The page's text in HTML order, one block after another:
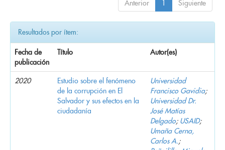
Anterior 1 Siguiente
Resultados por ítem:
Fecha de
publicación
Título Autor(es)
2020
Estudio sobre el fenómeno
de la corrupción en El
Salvador y sus efectos en la
ciudadanía
Universidad
Francisco Gavidia;
Universidad Dr.
José Matías
Delgado; USAID;
Umaña Cerna,
Carlos A.;